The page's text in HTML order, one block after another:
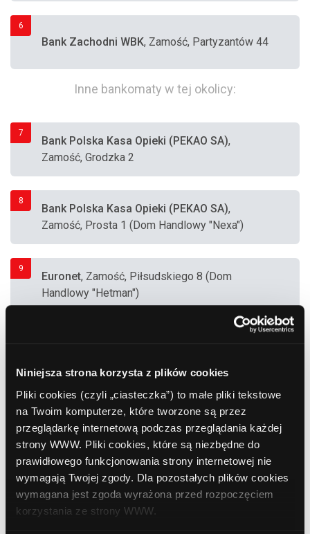
Niniejsza strona korzysta z plików cookies
Pliki cookies (czyli „ciasteczka”) to małe pliki tekstowe
na Twoim komputerze, które tworzone są przez
przeglądarkę internetową podczas przeglądania każdej
strony WWW. Pliki cookies, które są niezbędne do
prawidłowego funkcjonowania strony internetowej nie
wymagają Twojej zgody. Dla pozostałych plików cookies
wymagana jest zgoda wyrażona przed rozpoczęciem
korzystania ze strony WWW.
6
Bank Zachodni WBK, Zamość, Partyzantów 44
Inne bankomaty w tej okolicy:
7
Bank Polska Kasa Opieki (PEKAO SA),
Zamość, Grodzka 2
8
Bank Polska Kasa Opieki (PEKAO SA),
Zamość, Prosta 1 (Dom Handlowy "Nexa")
9
Euronet, Zamość, Piłsudskiego 8 (Dom
Handlowy "Hetman")
Bank Polska Kasa Opieki (PEKAO SA),
Zamość, Piłsudskiego 71 (Dom Handlowy
"Łukasz")
Bank Polskiej Spółdzielczości, Zamość,
Sadowa 6